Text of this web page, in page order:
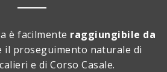
è facilmente raggiungibile da
il proseguimento naturale di
e di Corso Casale.